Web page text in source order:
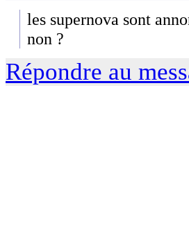
les supernova sont
non ?
Répondre au